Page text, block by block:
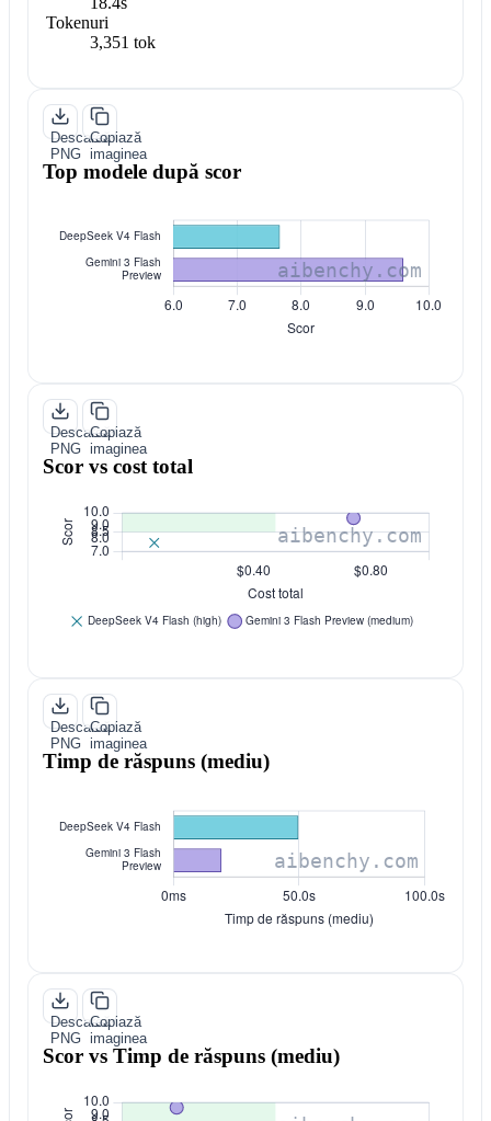
Tokenuri
3,351 tok
Descarcă
PNG
Copiază
imaginea
Top modele după scor
Descarcă
PNG
Copiază
imaginea
Scor vs cost total
Descarcă
PNG
Copiază
imaginea
Timp de răspuns (mediu)
Descarcă
PNG
Copiază
imaginea
Scor vs Timp de răspuns (mediu)